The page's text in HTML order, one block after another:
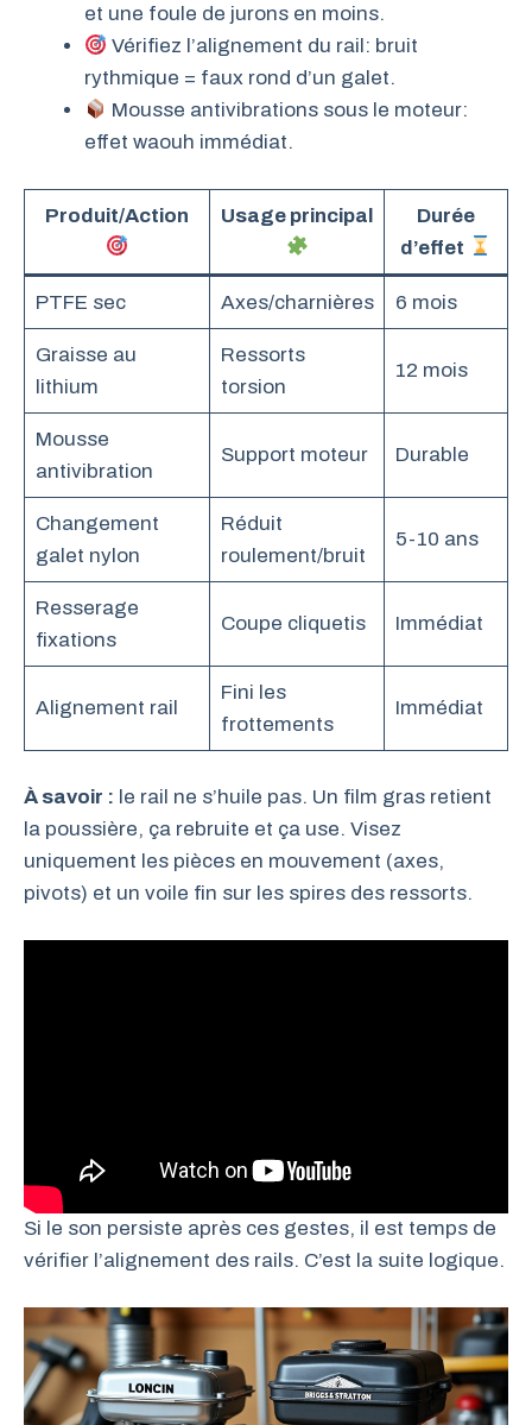
et une foule de jurons en moins.
Vérifiez l’alignement du rail: bruit
rythmique = faux rond d’un galet.
Mousse antivibrations sous le moteur:
effet waouh immédiat.
Produit/Action Usage principal
Durée
d’effet
PTFE sec Axes/charnières 6 mois
Graisse au
lithium
Ressorts
torsion
12 mois
Mousse
antivibration
Support moteur Durable
Changement
galet nylon
Réduit
roulement/bruit
5-10 ans
Resserage
fixations
Coupe cliquetis Immédiat
Alignement rail
Fini les
frottements
Immédiat
À savoir : le rail ne s’huile pas. Un film gras retient
la poussière, ça rebruite et ça use. Visez
uniquement les pièces en mouvement (axes,
pivots) et un voile fin sur les spires des ressorts.
Si le son persiste après ces gestes, il est temps de
vérifier l’alignement des rails. C’est la suite logique.